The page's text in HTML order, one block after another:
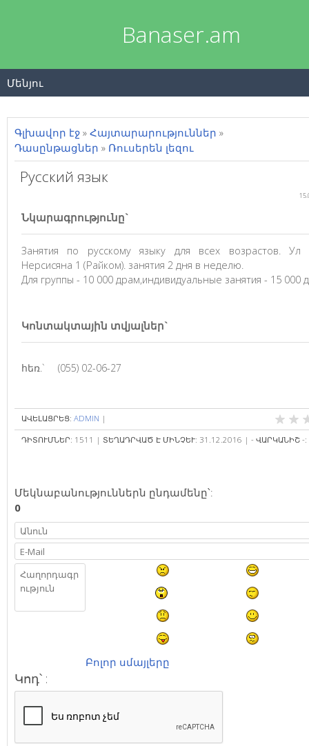
Banaser.am
Մենյու
Գլխավոր էջ » Հայտարարություններ »
Դասընթացներ » Ռուսերեն լեզու
Русский язык
Նկարագրությունը`
Занятия по русскому языку для всех возрастов. Ул
Нерсисяна 1 (Райком). занятия 2 дня в неделю.
Для группы - 10 000 драм,индивидуальные занятия - 15 000
Կոնտակտային տվյալներ`
հեռ.` (055) 02-06-27
ԱՎԵԼԱՑՐԵՑ: ADMIN |
ԴԻՏՈՒՄՆԵՐ: 1511 | ՏԵՂԱԴՐՎԱԾ Է ՄԻՆՉԵՒ : 31.12.2016 | - ՎԱՐԿԱՆԻՇ -:
Մեկնաբանություններն ընդամենը՝:
0
Բոլոր սմայլերը
Կոդ՝ :